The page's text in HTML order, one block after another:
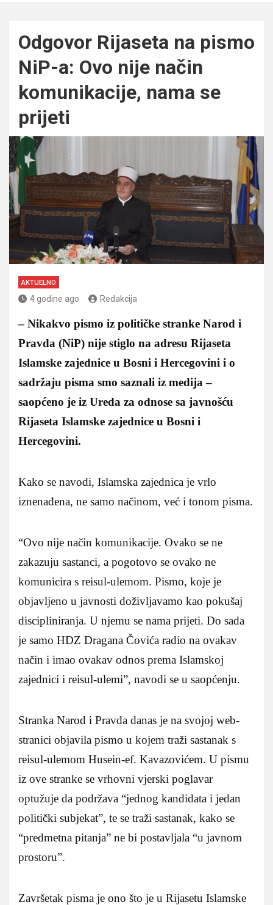
Odgovor Rijaseta na pismo
NiP-a: Ovo nije način
komunikacije, nama se
prijeti
AKTUELNO
4 godine ago Redakcija
– Nikakvo pismo iz političke stranke Narod i
Pravda (NiP) nije stiglo na adresu Rijaseta
Islamske zajednice u Bosni i Hercegovini i o
sadržaju pisma smo saznali iz medija –
saopćeno je iz Ureda za odnose sa javnošću
Rijaseta Islamske zajednice u Bosni i
Hercegovini.
Kako se navodi, Islamska zajednica je vrlo
iznenađena, ne samo načinom, već i tonom pisma.
“Ovo nije način komunikacije. Ovako se ne
zakazuju sastanci, a pogotovo se ovako ne
komunicira s reisul-ulemom. Pismo, koje je
objavljeno u javnosti doživljavamo kao pokušaj
discipliniranja. U njemu se nama prijeti. Do sada
je samo HDZ Dragana Čovića radio na ovakav
način i imao ovakav odnos prema Islamskoj
zajednici i reisul-ulemi”, navodi se u saopćenju.
Stranka Narod i Pravda danas je na svojoj web-
stranici objavila pismo u kojem traži sastanak s
reisul-ulemom Husein-ef. Kavazovićem. U pismu
iz ove stranke se vrhovni vjerski poglavar
optužuje da podržava “jednog kandidata i jedan
politički subjekat”, te se traži sastanak, kako se
“predmetna pitanja” ne bi postavljala “u javnom
prostoru”.
Završetak pisma je ono što je u Rijasetu Islamske